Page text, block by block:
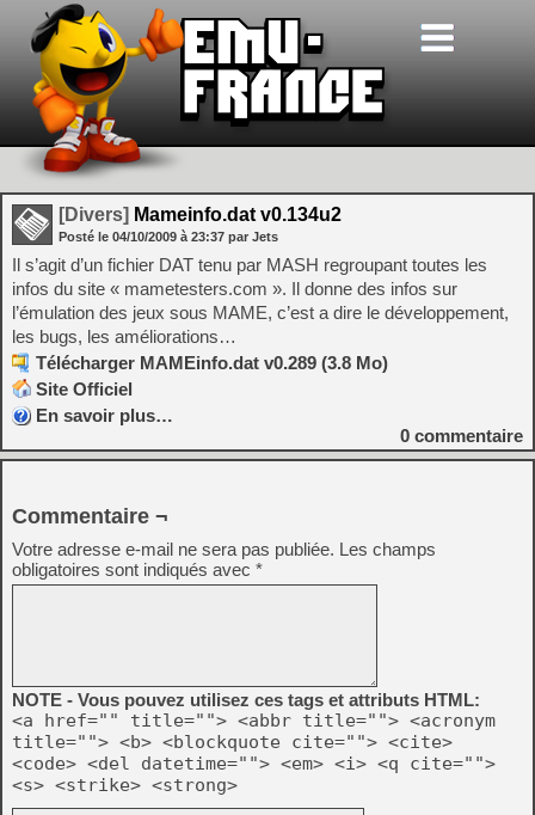
[Divers] Mameinfo.dat v0.134u2
Posté le 04/10/2009 à 23:37 par Jets
Il s’agit d’un fichier DAT tenu par MASH regroupant toutes les
infos du site « mametesters.com ». Il donne des infos sur
l’émulation des jeux sous MAME, c’est a dire le développement,
les bugs, les améliorations…
Télécharger MAMEinfo.dat v0.289 (3.8 Mo)
Site Officiel
En savoir plus…
0 commentaire
Commentaire ¬
Votre adresse e-mail ne sera pas publiée. Les champs
obligatoires sont indiqués avec *
NOTE - Vous pouvez utilisez ces tags et attributs HTML:
<a href="" title=""> <abbr title=""> <acronym
title=""> <b> <blockquote cite=""> <cite>
<code> <del datetime=""> <em> <i> <q cite="">
<s> <strike> <strong>